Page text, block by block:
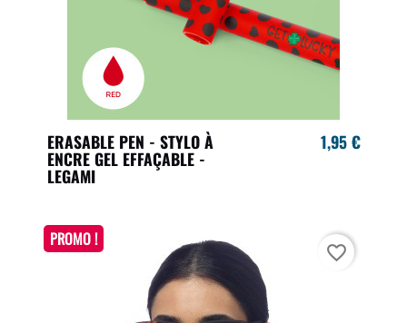
ERASABLE PEN - STYLO À
ENCRE GEL EFFAÇABLE -
LEGAMI
1,95 €
PROMO !
favorite_border